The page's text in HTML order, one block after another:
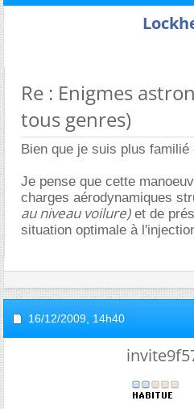
Re : Enigmes
tous genres)
Bien que je suis plus familié
Je pense que cette
charges aérodynamiques
au niveau voilure)et de
situation optimale à
16/12/2009, 14h40